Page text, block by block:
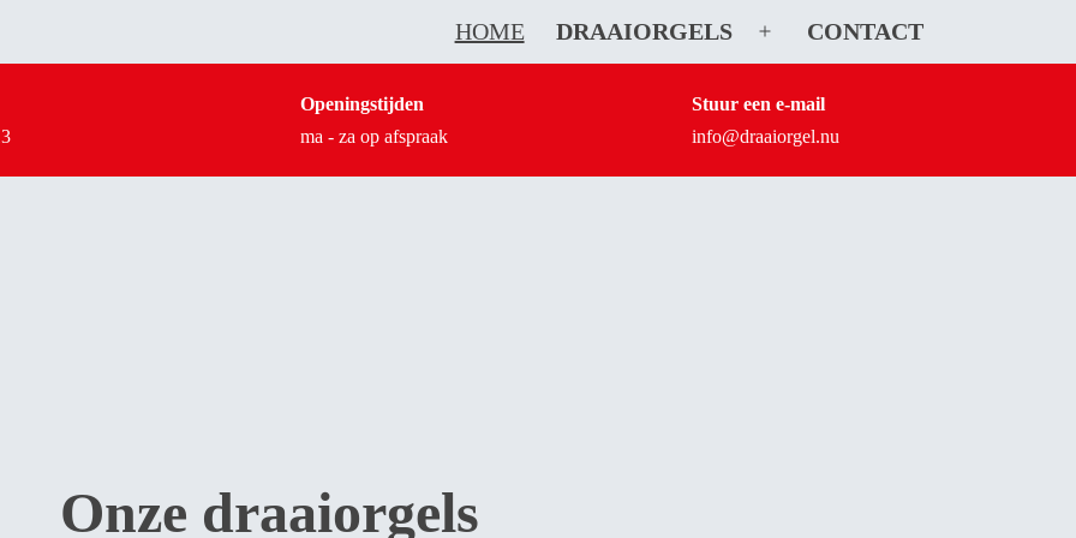
HOME DRAAIORGELS
Open
CONTACT
Openingstijden
ma - za op afspraak
Stuur een e-mail
info@draaiorgel.nu
Onze draaiorgels